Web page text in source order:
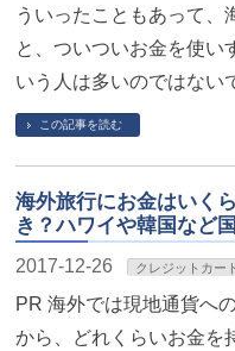
ういったこともあって、
と、ついついお金を使い
いう人は多いのではない
この記事を読む
海外旅行にお金はいく
き？ハワイや韓国など
2017-12-26 クレジットカー
PR 海外では現地通貨へ
から、どれくらいお金を